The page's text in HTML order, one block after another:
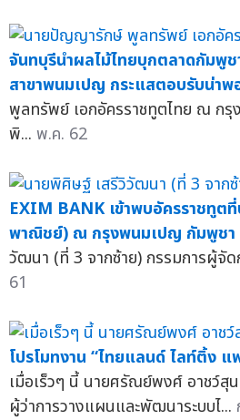
จันทบุรีนำผลไม้ไทยบุกตลาดกัมพูช
สาขาพนมเปญ กระแสตอบรับน่าพ
พูลทรัพย์ เอกอัครราชทูตไทย ณ กรุ
พิ... พ.ค. 62
EXIM BANK เข้าพบอัครราชทูต
พาณิชย์) ณ กรุงพนมเปญ กัมพูชา
วัฒนา (ที่ 3 จากซ้าย) กรรมการผู้จัด
61
โปรโมทงาน “ไทยแลนด์ ไลท์ติ้ง
เมื่อเร็วๆ นี้ นายศรัณย์พงศ์ อาชว์สุ
ผู้ว่าการวางแผนและพัฒนาระบบไ...